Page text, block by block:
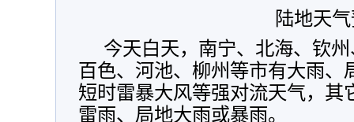
陆地天
今天白天，南宁、北海、钦
百色、河池、柳州等市有大雨、
短时雷暴大风等强对流天气，其
雷雨、局地大雨或暴雨。